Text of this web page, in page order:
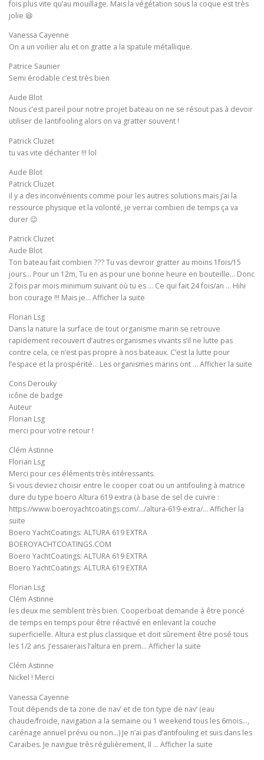
fois plus vite qu’au mouillage. Mais la végétation sous la coque est très
jolie 😆
Vanessa Cayenne
On a un voilier alu et on gratte a la spatule métallique.
Patrice Saunier
Semi érodable c’est très bien
Aude Blot
Nous c’est pareil pour notre projet bateau on ne se résout pas à devoir
utiliser de lantifooling alors on va gratter souvent !
Patrick Cluzet
tu vas vite déchanter !!! lol
Aude Blot
Patrick Cluzet
il y a des inconvénients comme pour les autres solutions mais j’ai la
ressource physique et la volonté, je verrai combien de temps ça va
durer 😉
Patrick Cluzet
Aude Blot
Ton bateau fait combien ??? Tu vas devroir gratter au moins 1fois/15
jours… Pour un 12m, Tu en as pour une bonne heure en bouteille… Donc
2 fois par mois minimum suivant où tu es … Ce qui fait 24 fois/an … Hihi
bon courage !!! Mais je… Afficher la suite
Florian Lsg
Dans la nature la surface de tout organisme marin se retrouve
rapidement recouvert d’autres organismes vivants s’il ne lutte pas
contre cela, ce n’est pas propre à nos bateaux. C’est la lutte pour
l’espace et la prospérité… Les organismes marins ont … Afficher la suite
Cons Derouky
icône de badge
Auteur
Florian Lsg
merci pour votre retour !
Clém Astinne
Florian Lsg
Merci pour ces éléments très intéressants.
Si vous deviez choisir entre le cooper coat ou un antifouling à matrice
dure du type boero Altura 619 extra (à base de sel de cuivre :
https://www.boeroyachtcoatings.com/…/altura-619-extra/… Afficher la
suite
Boero YachtCoatings: ALTURA 619 EXTRA
BOEROYACHTCOATINGS.COM
Boero YachtCoatings: ALTURA 619 EXTRA
Boero YachtCoatings: ALTURA 619 EXTRA
Florian Lsg
Clém Astinne
les deux me semblent très bien. Cooperboat demande à être poncé
de temps en temps pour être réactivé en enlevant la couche
superficielle. Altura est plus classique et doit sûrement être posé tous
les 1/2 ans. J’essaierais l’altura en prem… Afficher la suite
Clém Astinne
Nickel ! Merci
Vanessa Cayenne
Tout dépends de ta zone de nav’ et de ton type de nav’ (eau
chaude/froide, navigation a la semaine ou 1 weekend tous les 6mois…,
carénage annuel prévu ou non…) Je n’ai pas d’antifouling et suis dans les
Caraïbes. Je navigue très régulièrement, Il … Afficher la suite